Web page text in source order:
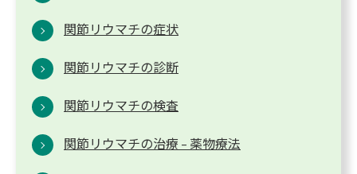
関節リウマチの症状
関節リウマチの診断
関節リウマチの検査
関節リウマチの治療 – 薬物療法